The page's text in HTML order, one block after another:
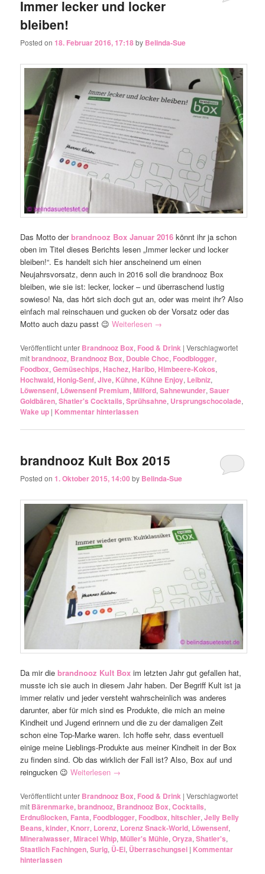
Immer lecker und locker
bleiben!
Posted on18. Februar 2016, 17:18by Belinda-Sue
Das Motto derbrandnooz Box Januar 2016 könnt ihr ja schon
oben im Titel dieses Berichts lesen „Immer lecker und locker
bleiben!“. Es handelt sich hier anscheinend um einen
Neujahrsvorsatz, denn auch in 2016 soll die brandnooz Box
bleiben, wie sie ist: lecker, locker – und überraschend lustig
sowieso! Na, das hört sich doch gut an, oder was meint ihr? Also
einfach mal reinschauen und gucken ob der Vorsatz oder das
Motto auch dazu passt 😉Weiterlesen →
Veröffentlicht unter Brandnooz Box, Food & Drink |Verschlagwortet
mitbrandnooz, Brandnooz Box, Double Choc, Foodblogger,
Foodbox,Gemüsechips,Hachez,Haribo,Himbeere-Kokos,
Hochwald,Honig-Senf,Jive, Kühne, Kühne Enjoy, Leibniz,
Löwensenf, Löwensenf Premium,Milford,Sahnewunder,Sauer
Goldbären,Shatler's Cocktails,Sprühsahne, Ursprungschocolade,
Wake up | Kommentar hinterlassen
brandnooz Kult Box 2015
Posted on1. Oktober 2015, 14:00 by Belinda-Sue
Da mir diebrandnooz Kult Box im letzten Jahr gut gefallen hat,
musste ich sie auch in diesem Jahr haben. Der Begriff Kult ist ja
immer relativ und jeder versteht wahrscheinlich was anderes
darunter, aber für mich sind es Produkte, die mich an meine
Kindheit und Jugend erinnern und die zu der damaligen Zeit
schon eine Top-Marke waren. Ich hoffe sehr, dass eventuell
einige meine Lieblings-Produkte aus meiner Kindheit in der Box
zu finden sind. Ob das wirklich der Fall ist? Also, Box auf und
reingucken 😉Weiterlesen →
Veröffentlicht unter Brandnooz Box, Food & Drink |Verschlagwortet
mit Bärenmarke,brandnooz, Brandnooz Box,Cocktails,
Erdnußlocken, Fanta, Foodblogger, Foodbox,hitschler,Jelly Belly
Beans,kinder, Knorr, Lorenz, Lorenz Snack-World, Löwensenf,
Mineralwasser,Miracel Whip,Müller's Mühle,Oryza,Shatler's,
Staatlich Fachingen,Surig, Ü-Ei, Überraschungsei | Kommentar
hinterlassen